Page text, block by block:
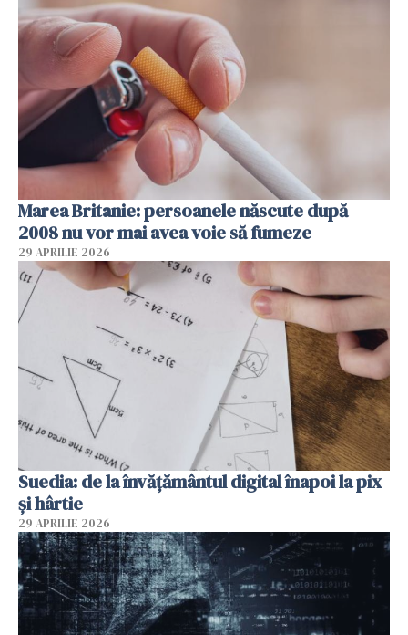
Marea Britanie: persoanele născute după
2008 nu vor mai avea voie să fumeze
29 APRILIE 2026
Suedia: de la învățământul digital înapoi la pix
și hârtie
29 APRILIE 2026